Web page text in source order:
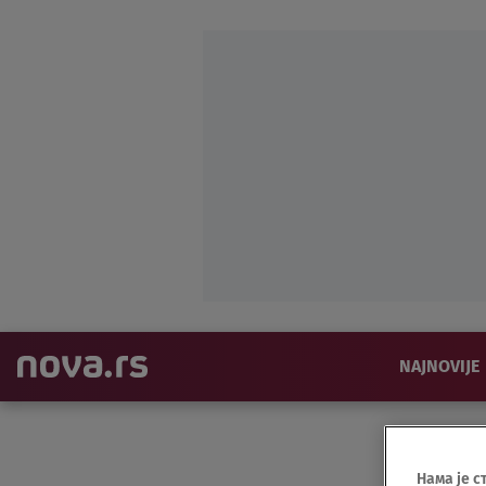
NAJNOVIJE
Нама је